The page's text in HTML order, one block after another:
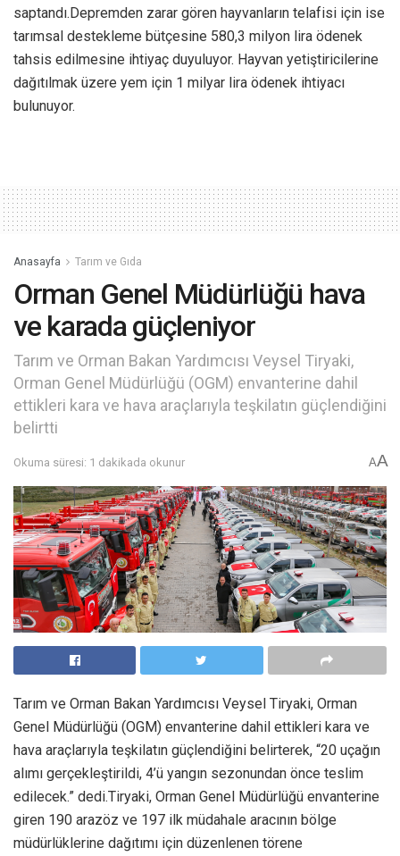
saptandı.Depremden zarar gören hayvanların telafisi için ise
tarımsal destekleme bütçesine 580,3 milyon lira ödenek
tahsis edilmesine ihtiyaç duyuluyor. Hayvan yetiştiricilerine
dağıtılmak üzere yem için 1 milyar lira ödenek ihtiyacı
bulunuyor.
Anasayfa Tarım ve Gıda
Orman Genel Müdürlüğü hava
ve karada güçleniyor
Tarım ve Orman Bakan Yardımcısı Veysel Tiryaki,
Orman Genel Müdürlüğü (OGM) envanterine dahil
ettikleri kara ve hava araçlarıyla teşkilatın güçlendiğini
belirtti
Okuma süresi: 1 dakikada okunur AA
Tarım ve Orman Bakan Yardımcısı Veysel Tiryaki, Orman
Genel Müdürlüğü (OGM) envanterine dahil ettikleri kara ve
hava araçlarıyla teşkilatın güçlendiğini belirterek, “20 uçağın
alımı gerçekleştirildi, 4’ü yangın sezonundan önce teslim
edilecek.” dedi.Tiryaki, Orman Genel Müdürlüğü envanterine
giren 190 arazöz ve 197 ilk müdahale aracının bölge
müdürlüklerine dağıtımı için düzenlenen törene